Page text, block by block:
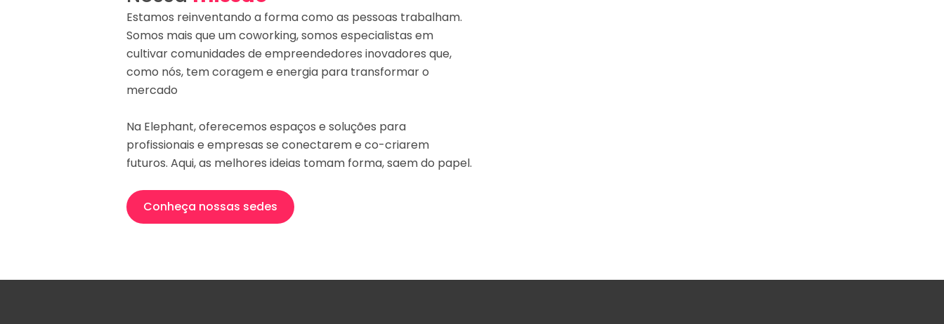
Conheça nossas sedes
Estamos reinventando a forma como as pessoas trabalham.
Somos mais que um coworking, somos especialistas em
cultivar comunidades de empreendedores inovadores que,
como nós, tem coragem e energia para transformar o
mercado
Na Elephant, oferecemos espaços e soluções para
profissionais e empresas se conectarem e co-criarem
futuros. Aqui, as melhores ideias tomam forma, saem do papel.